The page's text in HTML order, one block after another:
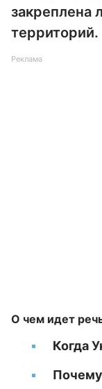
закреплена
территорий.
Реклама
О чем идет
Когда